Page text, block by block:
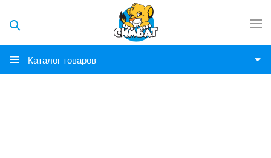
Каталог товаров